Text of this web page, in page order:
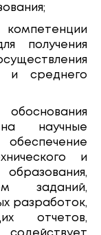
получения
и среднего
научные
обеспечение
и
заданий,
разработок,
отчетов,